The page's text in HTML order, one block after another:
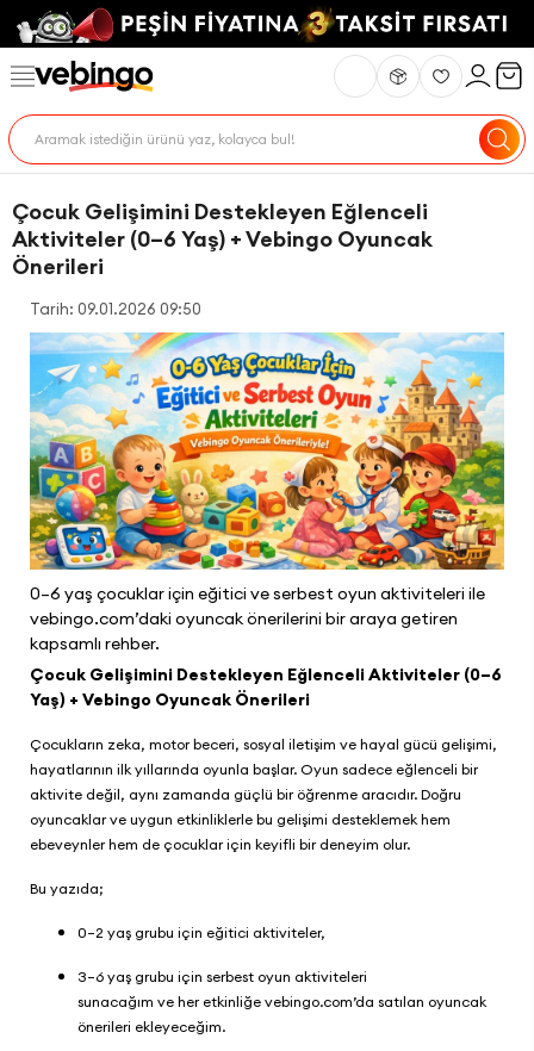
Çocuk Gelişimini Destekleyen Eğlenceli
Aktiviteler (0–6 Yaş) + Vebingo Oyuncak
Önerileri
Tarih: 09.01.2026 09:50
0–6 yaş çocuklar için eğitici ve serbest oyun aktiviteleri ile
vebingo.com’daki oyuncak önerilerini bir araya getiren
kapsamlı rehber.
Çocuk Gelişimini Destekleyen Eğlenceli Aktiviteler (0–6
Yaş) + Vebingo Oyuncak Önerileri
Çocukların zeka, motor beceri, sosyal iletişim ve hayal gücü gelişimi,
hayatlarının ilk yıllarında oyunla başlar. Oyun sadece eğlenceli bir
aktivite değil, aynı zamanda güçlü bir öğrenme aracıdır. Doğru
oyuncaklar ve uygun etkinliklerle bu gelişimi desteklemek hem
ebeveynler hem de çocuklar için keyifli bir deneyim olur.
Bu yazıda;
0–2 yaş grubu için eğitici aktiviteler,
3–6 yaş grubu için serbest oyun aktiviteleri
sunacağım ve her etkinliğe vebingo.com’da satılan oyuncak
önerileri ekleyeceğim.